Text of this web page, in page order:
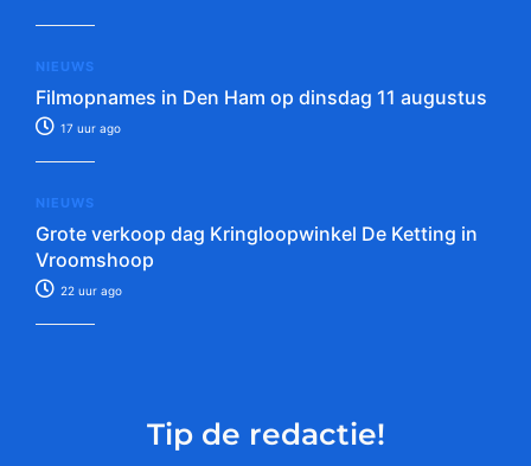
NIEUWS
Filmopnames in Den Ham op dinsdag 11 augustus
17 uur ago
NIEUWS
Grote verkoop dag Kringloopwinkel De Ketting in
Vroomshoop
22 uur ago
Tip de redactie!